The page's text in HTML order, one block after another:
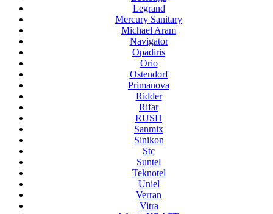
Legrand
Mercury Sanitary
Michael Aram
Navigator
Opadiris
Orio
Ostendorf
Primanova
Ridder
Rifar
RUSH
Sanmix
Sinikon
Stc
Suntel
Teknotel
Uniel
Verran
Vitra